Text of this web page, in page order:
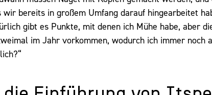
bereits in großem Umfang darauf hingearbeitet
gibt es Punkte, mit denen ich Mühe habe, aber
im Jahr vorkommen, wodurch ich immer noch